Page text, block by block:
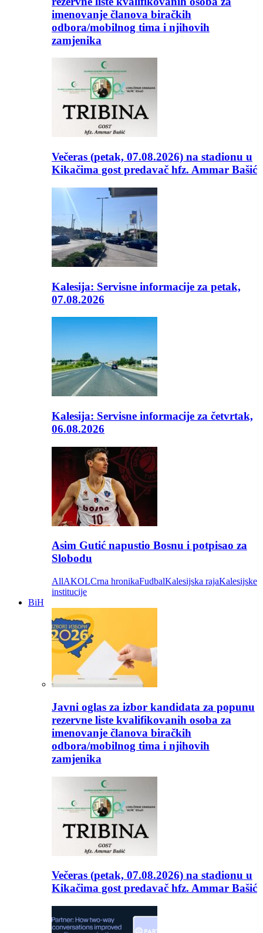
imenovanje članova biračkih
odbora/mobilnog tima i njihovih
zamjenika
Večeras (petak, 07.08.2026) na stadionu u
Kikačima gost predavač hfz. Ammar Bašić
Kalesija: Servisne informacije za petak,
07.08.2026
Kalesija: Servisne informacije za četvrtak,
06.08.2026
Asim Gutić napustio Bosnu i potpisao za
Slobodu
AllAKOLCrna hronikaFudbalKalesijska rajaKalesijske
institucije
BiH
Javni oglas za izbor kandidata za popunu
rezervne liste kvalifikovanih osoba za
imenovanje članova biračkih
odbora/mobilnog tima i njihovih
zamjenika
Večeras (petak, 07.08.2026) na stadionu u
Kikačima gost predavač hfz. Ammar Bašić